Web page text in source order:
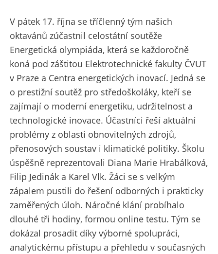
V pátek 17. října se tříčlenný tým našich
oktavánů zúčastnil celostátní soutěže
Energetická olympiáda, která se každoročně
koná pod záštitou Elektrotechnické fakulty ČVUT
v Praze a Centra energetických inovací. Jedná se
o prestižní soutěž pro středoškoláky, kteří se
zajímají o moderní energetiku, udržitelnost a
technologické inovace. Účastníci řeší aktuální
problémy z oblasti obnovitelných zdrojů,
přenosových soustav i klimatické politiky. Školu
úspěšně reprezentovali Diana Marie Hrabálková,
Filip Jedinák a Karel Vlk. Žáci se s velkým
zápalem pustili do řešení odborných i prakticky
zaměřených úloh. Náročné klání probíhalo
dlouhé tři hodiny, formou online testu. Tým se
dokázal prosadit díky výborné spolupráci,
analytickému přístupu a přehledu v současných